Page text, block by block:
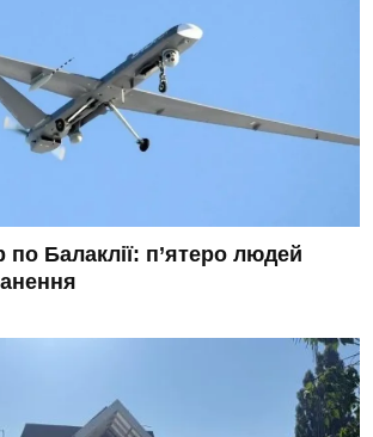
по Балаклії: п’ятеро людей